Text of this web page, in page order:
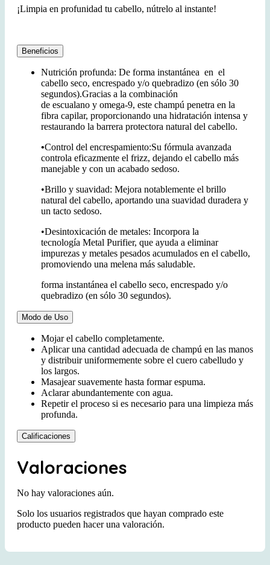
¡Limpia en profunidad tu cabello, nútrelo al instante!
Beneficios
Nutrición profunda: De forma instantánea en el
cabello seco, encrespado y/o quebradizo (en sólo 30
segundos).Gracias a la combinación
de escualano y omega-9, este champú penetra en la
fibra capilar, proporcionando una hidratación intensa y
restaurando la barrera protectora natural del cabello.
•Control del encrespamiento:Su fórmula avanzada
controla eficazmente el frizz, dejando el cabello más
manejable y con un acabado sedoso.
•Brillo y suavidad: Mejora notablemente el brillo
natural del cabello, aportando una suavidad duradera y
un tacto sedoso.
•Desintoxicación de metales: Incorpora la
tecnología Metal Purifier, que ayuda a eliminar
impurezas y metales pesados acumulados en el cabello,
promoviendo una melena más saludable.
forma instantánea el cabello seco, encrespado y/o
quebradizo (en sólo 30 segundos).
Modo de Uso
Mojar el cabello completamente.
Aplicar una cantidad adecuada de champú en las manos
y distribuir uniformemente sobre el cuero cabelludo y
los largos.
Masajear suavemente hasta formar espuma.
Aclarar abundantemente con agua.
Repetir el proceso si es necesario para una limpieza más
profunda.
Calificaciones
Valoraciones
No hay valoraciones aún.
Solo los usuarios registrados que hayan comprado este
producto pueden hacer una valoración.